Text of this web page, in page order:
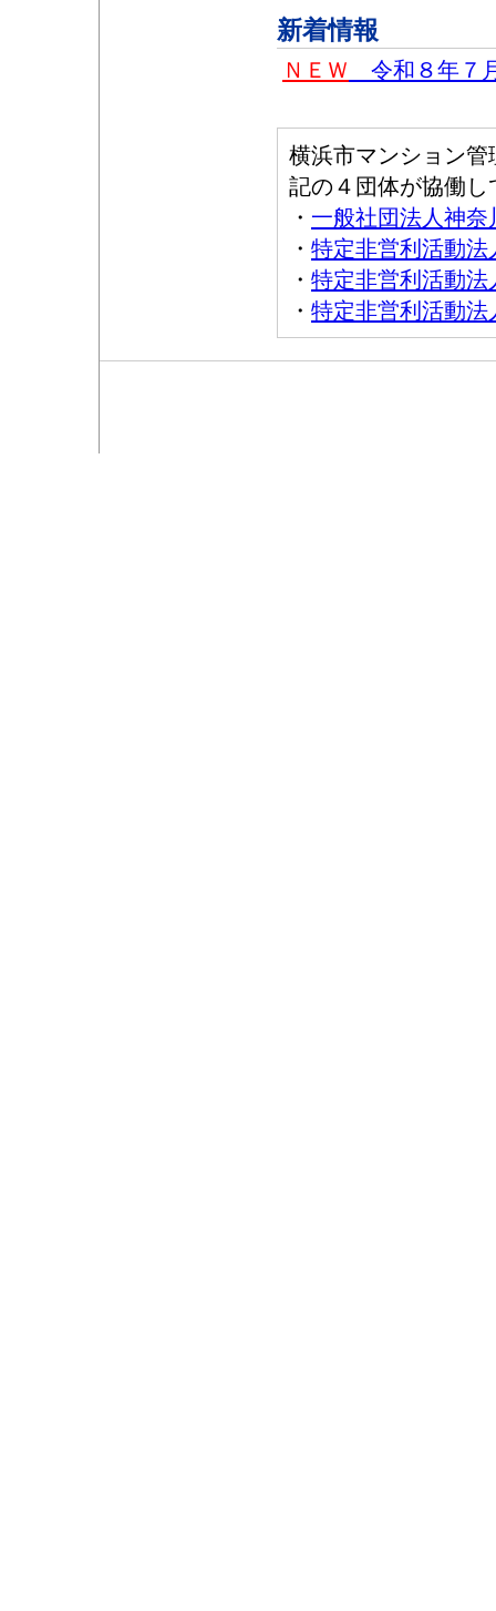
新着情報
ＮＥＷ 令和８年７
横浜市マンション
記の４団体が協働
・ 一般社団法人神
・ 特定非営利活動
・ 特定非営利活動
・ 特定非営利活動